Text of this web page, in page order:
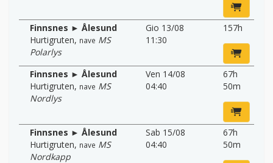
Finnsnes ► Ålesund
Hurtigruten, nave MS
Polarlys
Gio 13/08
11:30
157h
Finnsnes ► Ålesund
Hurtigruten, nave MS
Nordlys
Ven 14/08
04:40
67h
50m
Finnsnes ► Ålesund
Hurtigruten, nave MS
Nordkapp
Sab 15/08
04:40
67h
50m